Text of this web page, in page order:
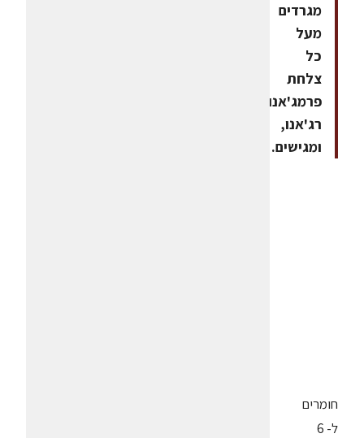
מגרדים
מעל
כל
צלחת
פרמג'אנו
רג'אנו,
ומגישים.
חומרים
ל- 6